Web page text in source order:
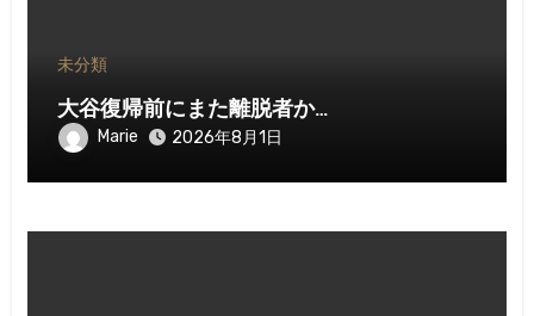
未分類
大谷復帰前にまた離脱者か…
Marie 2026年8月1日